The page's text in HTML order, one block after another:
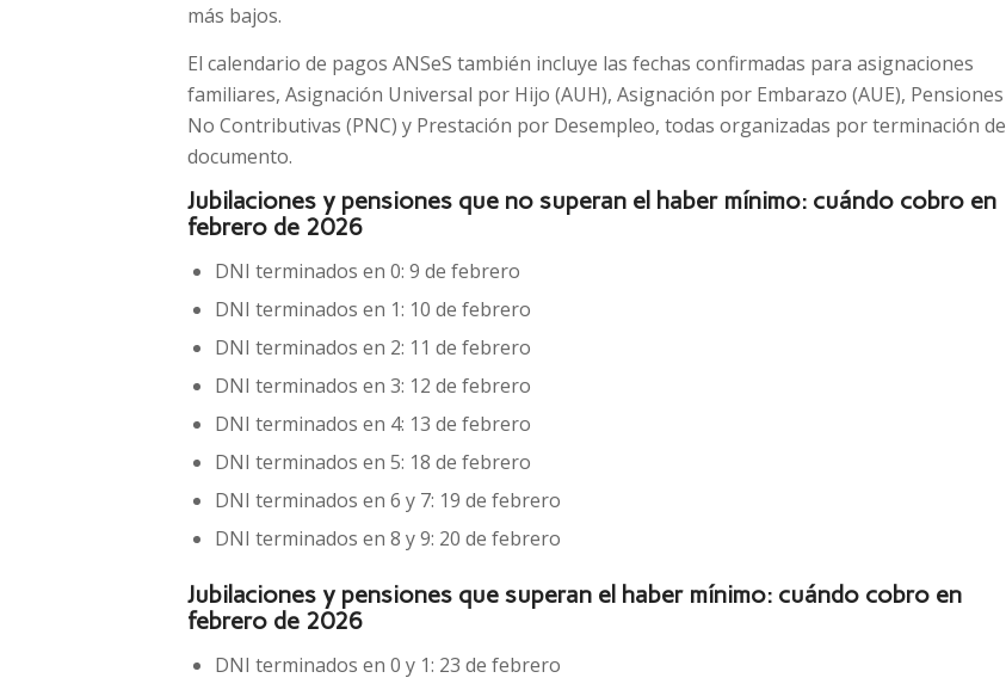
más bajos.
El calendario de pagos ANSeS también incluye las fechas confirmadas para asignaciones
familiares, Asignación Universal por Hijo (AUH), Asignación por Embarazo (AUE), Pensiones
No Contributivas (PNC) y Prestación por Desempleo, todas organizadas por terminación de
documento.
Jubilaciones y pensiones que no superan el haber mínimo: cuándo cobro en
febrero de 2026
DNI terminados en 0: 9 de febrero
DNI terminados en 1: 10 de febrero
DNI terminados en 2: 11 de febrero
DNI terminados en 3: 12 de febrero
DNI terminados en 4: 13 de febrero
DNI terminados en 5: 18 de febrero
DNI terminados en 6 y 7: 19 de febrero
DNI terminados en 8 y 9: 20 de febrero
Jubilaciones y pensiones que superan el haber mínimo: cuándo cobro en
febrero de 2026
DNI terminados en 0 y 1: 23 de febrero